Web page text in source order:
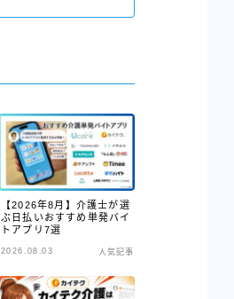
【2026年8月】介護士が選
ぶ日払いおすすめ単発バイ
トアプリ7選
2026.08.03 人気記事